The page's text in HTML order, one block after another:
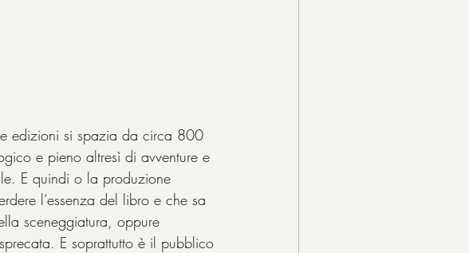
edizioni si spazia da circa 800
e pieno altresì di avventure e
E quindi o la produzione
l’essenza del libro e che sa
sceneggiatura, oppure
E soprattutto è il pubblico